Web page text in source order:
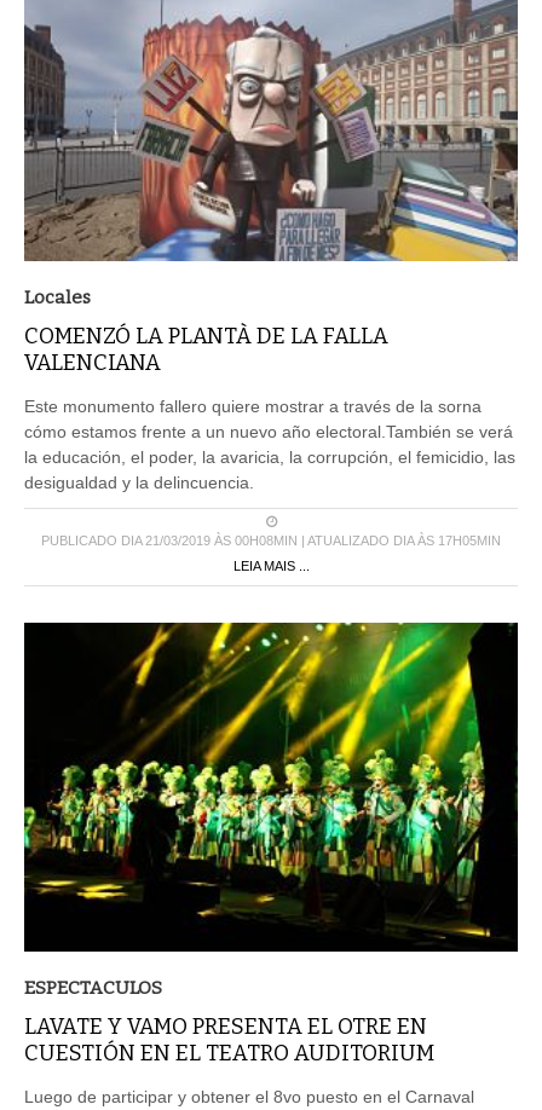
Locales
COMENZÓ LA PLANTÀ DE LA FALLA
VALENCIANA
Este monumento fallero quiere mostrar a través de la sorna
cómo estamos frente a un nuevo año electoral.También se verá
la educación, el poder, la avaricia, la corrupción, el femicidio, las
desigualdad y la delincuencia.
PUBLICADO DIA 21/03/2019 ÀS 00H08MIN | ATUALIZADO DIA ÀS 17H05MIN
LEIA MAIS ...
ESPECTACULOS
LAVATE Y VAMO PRESENTA EL OTRE EN
CUESTIÓN EN EL TEATRO AUDITORIUM
Luego de participar y obtener el 8vo puesto en el Carnaval